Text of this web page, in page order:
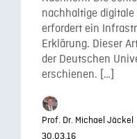
nachhaltige
erfordert ein
Erklärung. Dieser
der Deutschen
erschienen. […]
Prof. Dr. Michael Jäckel
30.03.16